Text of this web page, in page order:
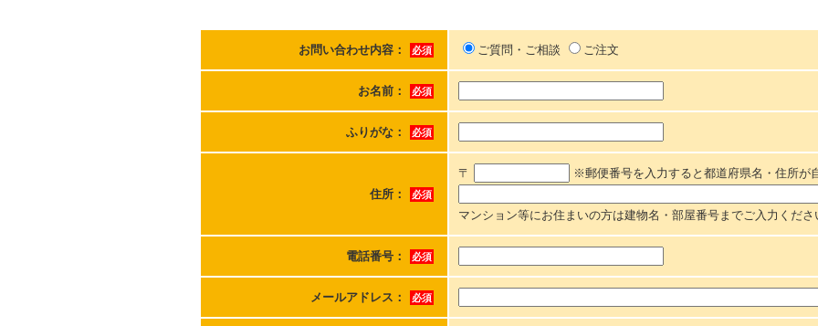
お問い合わせ内容： 必須 ご質問・ご相談 ご注文
お名前： 必須
ふりがな： 必須
住所： 必須
〒 ※郵便番号を入力すると都道府県名・住所が
マンション等にお住まいの方は建物名・部屋番号までご入力くださ
電話番号： 必須
メールアドレス： 必須